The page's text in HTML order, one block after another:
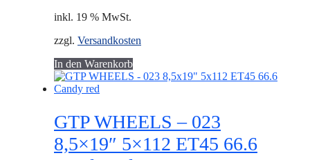
inkl. 19 % MwSt.
zzgl. Versandkosten
In den Warenkorb
GTP WHEELS – 023
8,5×19″ 5×112 ET45 66.6